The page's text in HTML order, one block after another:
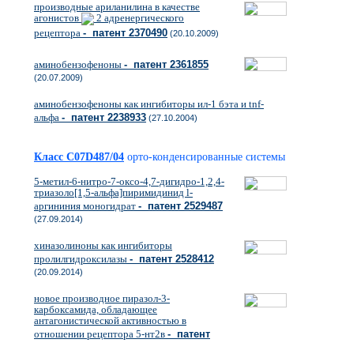
производные ариланилина в качестве
агонистов
2 адренергического
рецептора - патент 2370490 (20.10.2009)
аминобензофеноны - патент 2361855
(20.07.2009)
аминобензофеноны как ингибиторы ил-1 бэта и tnf-
альфа - патент 2238933 (27.10.2004)
Класс C07D487/04 орто-конденсированные системы
5-метил-6-нитро-7-оксо-4,7-дигидро-1,2,4-
триазоло[1,5-альфа]пиримидинид l-
аргининия моногидрат - патент 2529487
(27.09.2014)
хиназолиноны как ингибиторы
пролилгидроксилазы - патент 2528412
(20.09.2014)
новое производное пиразол-3-
карбоксамида, обладающее
антагонистической активностью в
отношении рецептора 5-нт2в - патент